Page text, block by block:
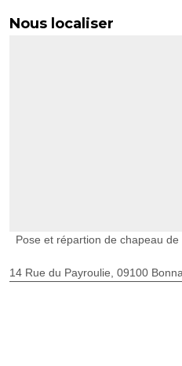
Nous localiser
Pose et répartion de chapeau
14 Rue du Payroulie, 09100